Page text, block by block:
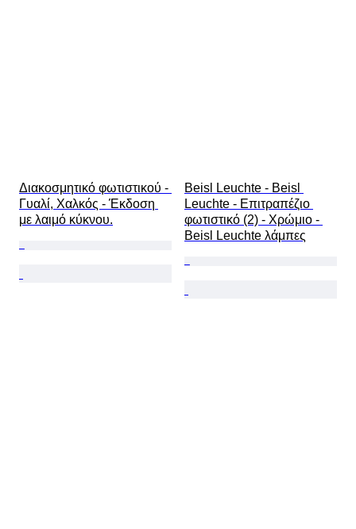
Διακοσμητικό φωτιστικού -
Γυαλί, Χαλκός - Έκδοση
με λαιμό κύκνου.
Beisl Leuchte - Beisl
Leuchte - Επιτραπέζιο
φωτιστικό (2) - Χρώμιο -
Beisl Leuchte λάμπες